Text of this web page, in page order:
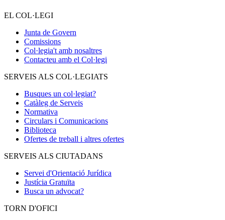
EL COL·LEGI
Junta de Govern
Comissions
Col·legia't amb nosaltres
Contacteu amb el Col·legi
SERVEIS ALS COL·LEGIATS
Busques un col·legiat?
Catàleg de Serveis
Normativa
Circulars i Comunicacions
Biblioteca
Ofertes de treball i altres ofertes
SERVEIS ALS CIUTADANS
Servei d'Orientació Jurídica
Justícia Gratuïta
Busca un advocat?
TORN D'OFICI